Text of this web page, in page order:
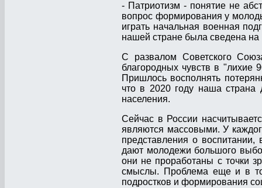
- Патриотизм - понятие не
вопрос формирования у
играть начальная военная
нашей стране была сведена на
С развалом Советского
благородных чувств в "лихие
Пришлось восполнять
что в 2020 году наша страна
населения.
Сейчас в России
являются массовыми. У
представления о
дают молодежи большого
они не проработаны с точки
смыслы. Проблема еще и в
подростков и формирования